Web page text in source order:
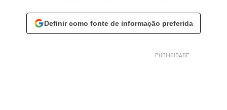
Definir como fonte de informação preferida